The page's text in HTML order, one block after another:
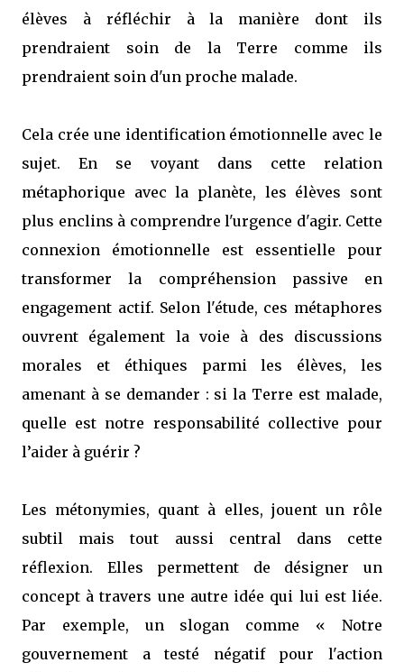
élèves à réfléchir à la manière dont ils
prendraient soin de la Terre comme ils
prendraient soin d'un proche malade.
Cela crée une identification émotionnelle avec le
sujet. En se voyant dans cette relation
métaphorique avec la planète, les élèves sont
plus enclins à comprendre l'urgence d'agir. Cette
connexion émotionnelle est essentielle pour
transformer la compréhension passive en
engagement actif. Selon l'étude, ces métaphores
ouvrent également la voie à des discussions
morales et éthiques parmi les élèves, les
amenant à se demander : si la Terre est malade,
quelle est notre responsabilité collective pour
l’aider à guérir ?
Les métonymies, quant à elles, jouent un rôle
subtil mais tout aussi central dans cette
réflexion. Elles permettent de désigner un
concept à travers une autre idée qui lui est liée.
Par exemple, un slogan comme « Notre
gouvernement a testé négatif pour l'action